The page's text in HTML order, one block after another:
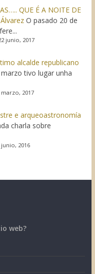
QUE É A NOITE DE
O pasado 20 de
junio, 2017
alcalde republicano
tivo lugar unha
2017
e arqueoastronomía
charla sobre
2016
web?